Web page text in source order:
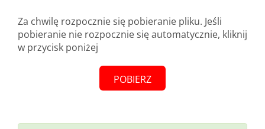
Za chwilę rozpocznie się pobieranie pliku. Jeśli
pobieranie nie rozpocznie się automatycznie, kliknij
w przycisk poniżej
POBIERZ